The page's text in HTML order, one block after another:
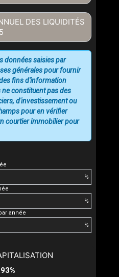
DES LIQUIDITÉS
5
%
%
année
%
données saisies par
générales pour fournir
fins d'information
constituent pas des
d'investissement ou
pour en vérifier
courtier immobilier pour